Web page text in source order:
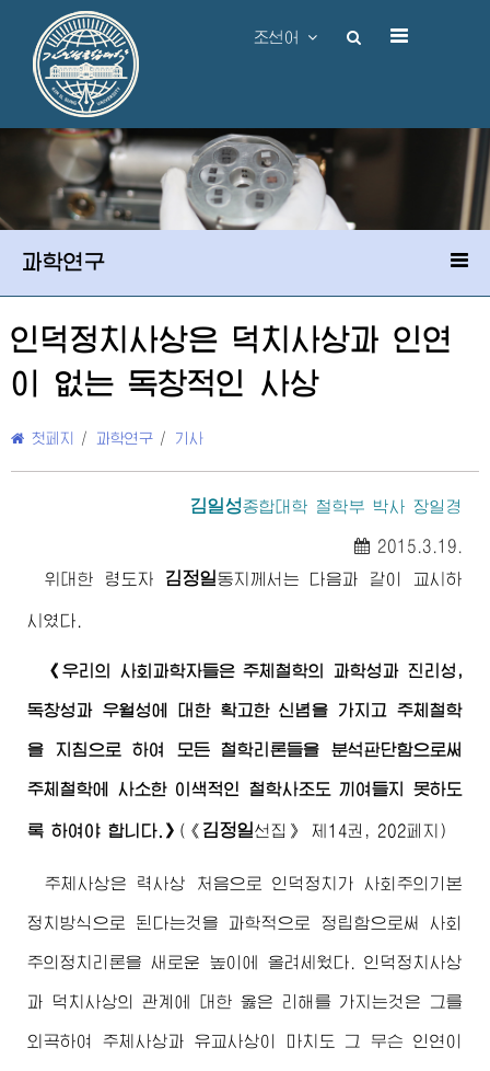
조선어
과학연구
인덕정치사상은 덕치사상과 인연
이 없는 독창적인 사상
첫페지 / 과학연구 / 기사
김일성종합대학 철학부 박사 장일경
2015.3.19.
위대한 령도자 김정일동지 께서는 다음과 같이 교시하
시였다.
《우리의 사회과학자들은 주체철학의 과학성과 진리성,
독창성과 우월성에 대한 확고한 신념을 가지고 주체철학
을 지침으로 하여 모든 철학리론들을 분석판단함으로써
주체철학에 사소한 이색적인 철학사조도 끼여들지 못하도
록 하여야 합니다.》 (《 김정일선집》 제14권, 202페지)
주체사상은 력사상 처음으로 인덕정치가 사회주의기본
정치방식으로 된다는것을 과학적으로 정립함으로써 사회
주의정치리론을 새로운 높이에 올려세웠다. 인덕정치사상
과 덕치사상의 관계에 대한 옳은 리해를 가지는것은 그를
외곡하여 주체사상과 유교사상이 마치도 그 무슨 인연이